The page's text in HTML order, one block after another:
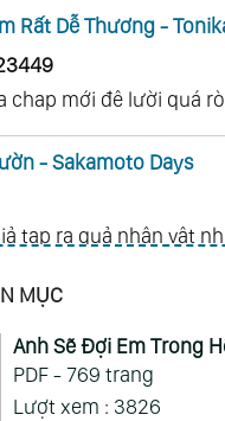
Rất Dễ Thương -
chap mới đê lười quá
- Sakamoto Days
tạp ra quả nhân vật
Viên - Spy X Family
123
1 ngày shop ra 2 chap
MỤC
Anh Sẽ Đợi Em Trong
PDF - 769 trang
Lượt xem : 3826